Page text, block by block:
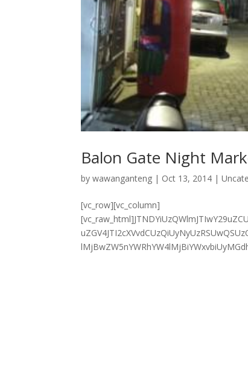
Balon Gate Night
bywawanganteng | Oct 13, 2014 |
[vc_row][vc_column]